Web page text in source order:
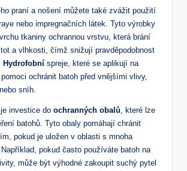
praní⁢ a nošení ‌můžete také zvážit použití
nebo impregnačních látek. Tyto výrobky
tkaniny ochrannou vrstvu, ⁤která brání
a vlhkosti, čímž snižují pravděpodobnost
Hydrofobní ​spreje, které se aplikují na
ochránit batoh před vnějšími vlivy,
sníh.
investice do ochranných obalů, které lze
batohů. Tyto obaly pomáhají chránit
pokud⁤ je uložen ‌v oblasti s mnoha
pokud často používáte batoh na
může být výhodné zakoupit suchý ​pytel